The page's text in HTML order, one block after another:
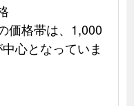
価格帯は、1,000
心となっていま